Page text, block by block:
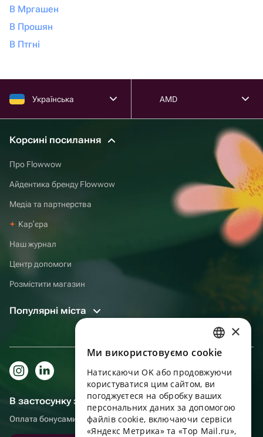
В Мргашен
В Прошян
В Птгні
Українська AMD
Корсині посилання
Про Flowwow
Айдентика бренду Flowwow
Медіа та партнерства
Карʼєра
Наш журнал
Центр допомоги
Розмістити магазин
Популярні міста
В застосунку зручніше!
Оплата бонусами, самовивіз, зручний чат підтримки
RUSSIAN
ENGLISH
UKRAINIAN
PORTUGUESE
SPANISH
×
Ми використовуємо cookie
Натискаючи OK або продовжуючи
користуватися цим сайтом, ви
погоджуєтеся на обробку ваших
персональних даних за допомогою
файлів cookie, включаючи сервіси
«Яндекс Метрика» та «Top Mail.ru»,